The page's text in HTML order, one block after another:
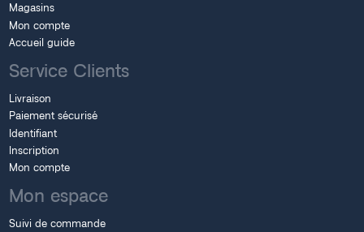
Magasins
Mon compte
Accueil guide
Service Clients
Livraison
Paiement sécurisé
Identifiant
Inscription
Mon compte
Mon espace
Suivi de commande